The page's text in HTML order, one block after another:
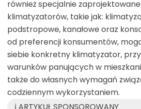
również specjalnie
klimatyzatorów, takie jak:
podstropowe, kanałowe oraz
od preferencji konsumentów,
siebie konkretny klimatyzator,
warunków panujących w
także do własnych wymagań
codziennym wykorzystaniem.